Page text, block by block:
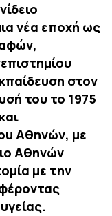
νέα εποχή ως
στον
του το 1975
Αθηνών, με
Αθηνών
με την